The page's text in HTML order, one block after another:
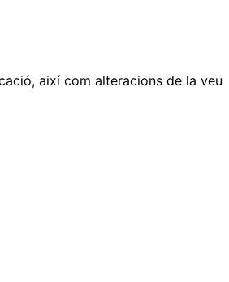
així com alteracions de la veu